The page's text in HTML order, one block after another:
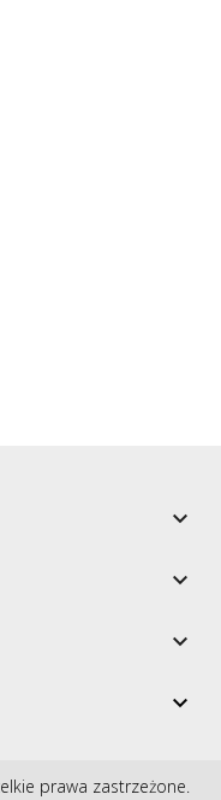




prawa zastrzeżone.